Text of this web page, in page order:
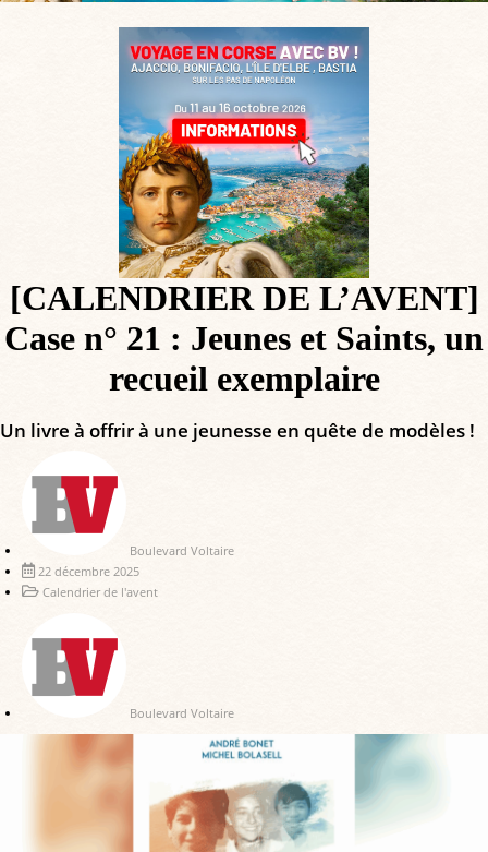
[CALENDRIER DE L’AVENT]
Case n° 21 : Jeunes et Saints, un
recueil exemplaire
Un livre à offrir à une jeunesse en quête de modèles !
Boulevard Voltaire
22 décembre 2025
Calendrier de l'avent
Boulevard Voltaire